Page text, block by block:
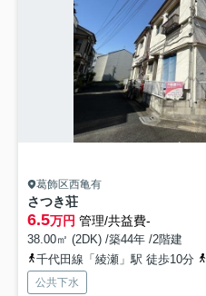
葛飾区西亀有
さつき荘
6.5万円 管理/共益費-
38.00㎡ (2DK) /築44年 /2階建
千代田線「綾瀬」駅 徒歩10分
公共下水